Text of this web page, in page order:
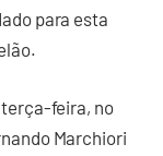
para esta
feira, no
Marchiori